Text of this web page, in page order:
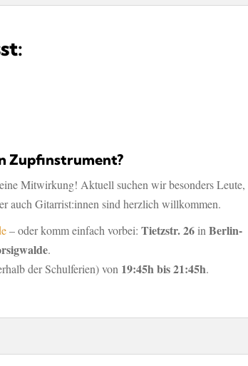
Zupfinstrument?
Mitwirkung! Aktuell suchen wir besonders Leute,
auch Gitarrist:innen sind herzlich willkommen.
– oder komm einfach vorbei: Tietzstr. 26 in Berlin-
.
der Schulferien) von 19:45h bis 21:45h.